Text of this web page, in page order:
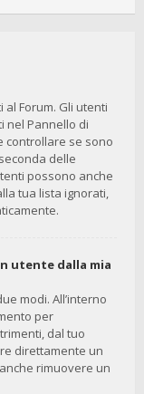
Forum. Gli utenti
nel Pannello di
controllare se sono
delle
possono anche
tua lista ignorati,
utente dalla mia
modi. All’interno
per
dal tuo
direttamente un
rimuovere un